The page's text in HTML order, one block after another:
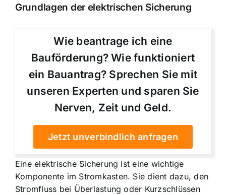
Grundlagen der elektrischen Sicherung
Wie beantrage ich eine
Bauförderung? Wie funktioniert
ein Bauantrag? Sprechen Sie mit
unseren Experten und sparen Sie
Nerven, Zeit und Geld.
Jetzt unverbindlich anfragen
Eineelektrische Sicherung ist eine wichtige
Komponente im Stromkasten. Sie dient dazu, den
Stromfluss bei Überlastung oder Kurzschlüssen